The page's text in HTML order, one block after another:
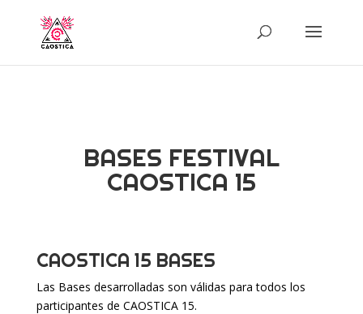
BASES FESTIVAL
CAOSTICA 15
CAOSTICA 15 BASES
Las Bases desarrolladas son válidas para todos los
participantes de CAOSTICA 15.